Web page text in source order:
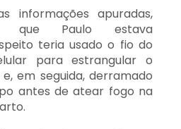
informações apuradas,
que Paulo estava
teria usado o fio do
para estrangular o
em seguida, derramado
antes de atear fogo na